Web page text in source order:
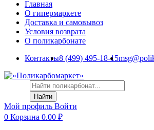
Главная
О гипермаркете
Доставка и самовывоз
Условия возврата
О поликарбонате
Контакты8 (499) 495-18-15
Найти
Мой профиль Войти
0 Корзина 0.00 ₽